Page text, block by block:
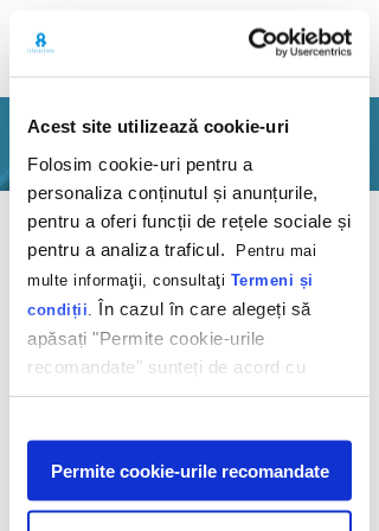
Acest site utilizează cookie-uri
Folosim cookie-uri pentru a
personaliza conținutul și anunțurile,
pentru a oferi funcții de rețele sociale și
pentru a analiza traficul.
Pentru mai
multe informaţii, consultaţi Termeni și
condiții În cazul în care alegeți să
apăsați "Permite cookie-urile
recomandate" sunteți de acord cu
utilizarea modulelor noastre cookie.
Afişare
Permite cookie-urile recomandate
PORTFOLIO
Back
Gătește cu poftă
de viață
Bunge
2022